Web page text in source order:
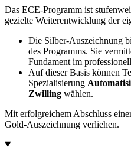
Das ECE-Programm ist
gezielte Weiterentwicklung der
Die Silber-Auszeichnung
des Programms. Sie
Fundament im
Auf dieser Basis können
Spezialisierung
Zwilling wählen.
Mit erfolgreichem Abschluss
Gold-Auszeichnung verliehen.